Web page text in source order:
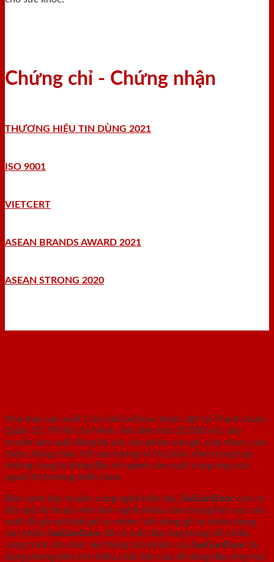
Chứng chỉ - Chứng nhận
THƯƠNG HIỆU TIN DÙNG 2021
ISO 9001
VIETCERT
ASEAN BRANDS AWARD 2021
ASEAN STRONG 2020
Nhà máy sản xuất Cửa SaiGonDoor được đặt tại Thạnh Xuân,
Quận 12, TP.Hồ Chí Minh. Với diện tích 20.000 m2, dây
truyền sản xuất đồng bộ các sản phẩm cửa gỗ ,cửa nhựa, cửa
thép chống cháy. Với sản lượng và thị phần nằm trong top
những công ty đứng đầu về ngành sản xuất cung ứng cửa
ngoài thị trường miền Nam.
Bên cạnh dây truyền công nghệ hiện đại, SaiGonDoor còn có
đội ngũ kỹ thuật viên lành nghề nhiều năm trong lĩnh vực sản
xuất đồ gỗ nội thất gỗ tự nhiên. Với dòng gỗ tự nhiên dòng
sản phẩm SaiGonDoor đã có mặt đáp ứng trong rất nhiều
công trình lớn nhỏ. Hệ thống sản phẩm của SaiGonDoor đa
dạng phong phú với nhiều chất liệu cửa dễ dàng đáp ứng mọi